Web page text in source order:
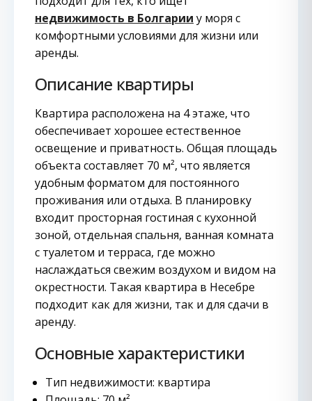
недвижимость в Болгарии у моря с
комфортными условиями для жизни или
аренды.
Описание квартиры
Квартира расположена на 4 этаже, что
обеспечивает хорошее естественное
освещение и приватность. Общая площадь
объекта составляет 70 м², что является
удобным форматом для постоянного
проживания или отдыха. В планировку
входит просторная гостиная с кухонной
зоной, отдельная спальня, ванная комната
с туалетом и терраса, где можно
наслаждаться свежим воздухом и видом на
окрестности. Такая квартира в Несебре
подходит как для жизни, так и для сдачи в
аренду.
Основные характеристики
Тип недвижимости: квартира